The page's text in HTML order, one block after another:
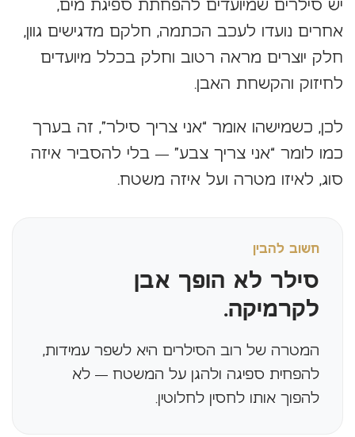
יש סילרים שמיועדים להפחתת ספיגת מים,
אחרים נועדו לעכב הכתמה, חלקם מדגישים גוון,
חלק יוצרים מראה רטוב וחלק בכלל מיועדים
לחיזוק והקשחת האבן.
לכן, כשמישהו אומר “אני צריך סילר”, זה בערך
כמו לומר “אני צריך צבע” — בלי להסביר איזה
סוג, לאיזו מטרה ועל איזה משטח.
חשוב להבין
סילר לא הופך אבן
לקרמיקה.
המטרה של רוב הסילרים היא לשפר עמידות,
להפחית ספיגה ולהגן על המשטח — לא
להפוך אותו לחסין לחלוטין.